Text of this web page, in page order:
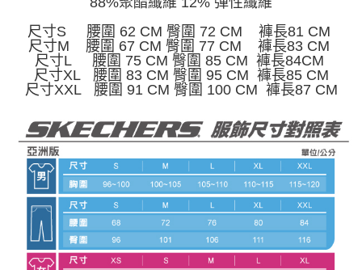
尺寸S 腰圍 62 CM 臀圍 72 CM 褲長81 CM
尺寸M 腰圍 67 CM 臀圍 77 CM 褲長83 CM
尺寸L 腰圍 75 CM 臀圍 85 CM 褲長84CM
尺寸XL 腰圍 83 CM 臀圍 95 CM 褲長85 CM
尺寸XXL 腰圍 91 CM 臀圍 100 CM 褲長87 CM